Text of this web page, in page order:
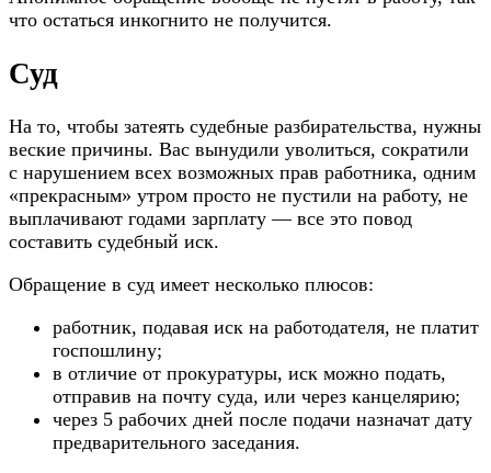
что остаться инкогнито не получится.
Суд
На то, чтобы затеять судебные разбирательства, нужны
веские причины. Вас вынудили уволиться, сократили
с нарушением всех возможных прав работника, одним
«прекрасным» утром просто не пустили на работу, не
выплачивают годами зарплату — все это повод
составить судебный иск.
Обращение в суд имеет несколько плюсов:
работник, подавая иск на работодателя, не платит
госпошлину;
в отличие от прокуратуры, иск можно подать,
отправив на почту суда, или через канцелярию;
через 5 рабочих дней после подачи назначат дату
предварительного заседания.